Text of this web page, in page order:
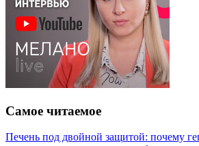
Самое читаемое
Печень под двойной защитой: почему